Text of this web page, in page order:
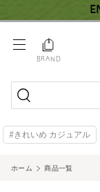
BRAND
#きれいめ カジュアル
ホーム 商品一覧